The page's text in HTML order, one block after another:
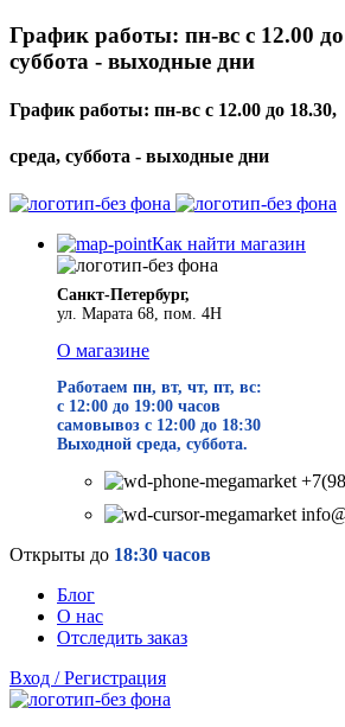
График работы: пн-вс с 12.00 до
суббота - выходные дни
График работы: пн-вс с 12.00 до 18.30,
среда, суббота - выходные дни
Как найти магазин
Санкт-Петербург,
ул. Марата 68, пом. 4Н
О магазине
Работаем пн, вт, чт, пт, вс:
с 12:00 до 19:00 часов
самовывоз с 12:00 до 18:30
Выходной среда, суббота.
Открыты до 18:30 часов
Блог
О нас
Отследить заказ
Вход / Регистрация